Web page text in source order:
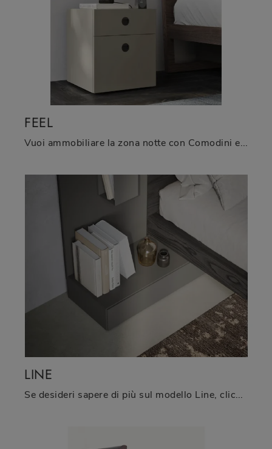
FEEL
Vuoi ammobiliare la zona notte con Comodini e cassettiere di Fimar? Eccoti il modello Feel in laccato opaco per spazi design.
LINE
Se desideri sapere di più sul modello Line, clicca e scopri i Comodini e comò Fimar ideali per la tua zona del riposo.